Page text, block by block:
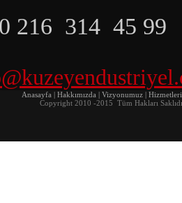
314 45 99
Anasayfa | Hakkımızda | Vizyonumuz |
Copyright 2010 -2015 Tüm Hakları